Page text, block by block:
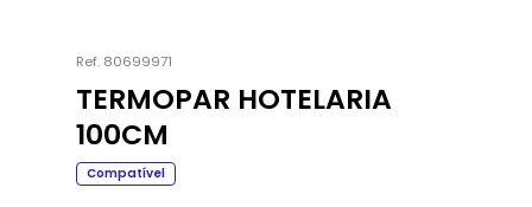
Ref. 80699971
TERMOPAR HOTELARIA
100CM
Compatível